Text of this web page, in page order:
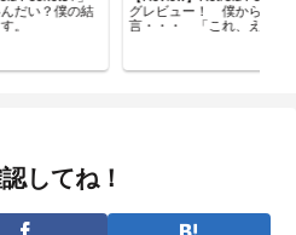
グレビュー！ 僕からひと
言・・・ 「これ、ええやん」
してね！